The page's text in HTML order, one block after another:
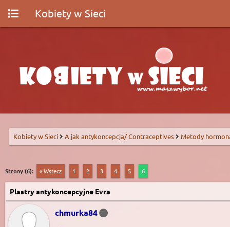
Kobiety w Sieci
Kobiety w Sieci A jak antykoncepcja/ Contraceptives Metody
Strony (6): « Wstecz 1 2 3 4 5 6
Plastry antykoncepcyjne Evra
chmurka84